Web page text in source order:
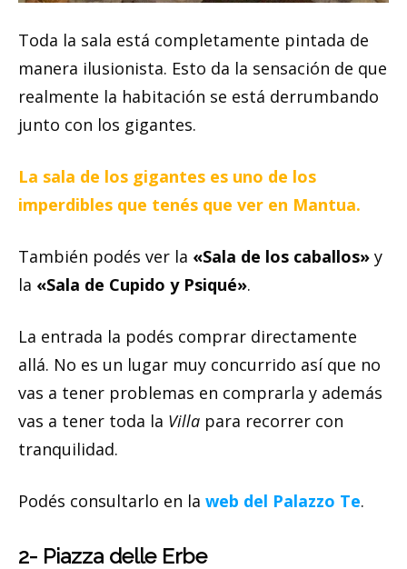
Toda la sala está completamente pintada de
manera ilusionista. Esto da la sensación de que
realmente la habitación se está derrumbando
junto con los gigantes.
La sala de los gigantes es uno de los
imperdibles que tenés que ver en Mantua.
También podés ver la «Sala de los caballos» y
la «Sala de Cupido y Psiqué».
La entrada la podés comprar directamente
allá. No es un lugar muy concurrido así que no
vas a tener problemas en comprarla y además
vas a tener toda la Villa para recorrer con
tranquilidad.
Podés consultarlo en la web del Palazzo Te.
2- Piazza delle Erbe